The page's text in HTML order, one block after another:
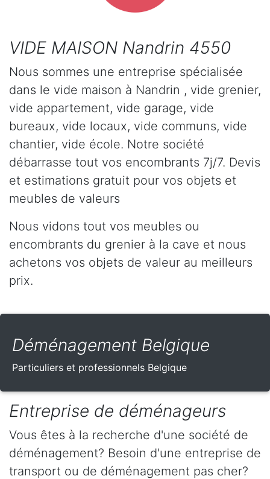
VIDE MAISON Nandrin 4550
Nous sommes une entreprise spécialisée
dans le vide maison à Nandrin , vide grenier,
vide appartement, vide garage, vide
bureaux, vide locaux, vide communs, vide
chantier, vide école. Notre société
débarrasse tout vos encombrants 7j/7. Devis
et estimations gratuit pour vos objets et
meubles de valeurs
Nous vidons tout vos meubles ou
encombrants du grenier à la cave et nous
achetons vos objets de valeur au meilleurs
prix.
Déménagement Belgique
Particuliers et professionnels Belgique
Entreprise de déménageurs
Vous êtes à la recherche d'une société de
déménagement? Besoin d'une entreprise de
transport ou de déménagement pas cher?